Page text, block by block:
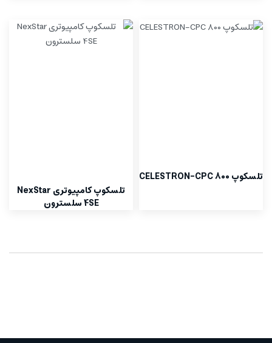
تلسکوپ CELESTRON-CPC 800
تلسکوپ کامپیوتری NexStar
4SE سلسترون